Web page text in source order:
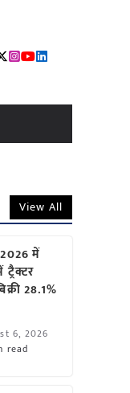
View All
में
28.1%
6, 2026
read